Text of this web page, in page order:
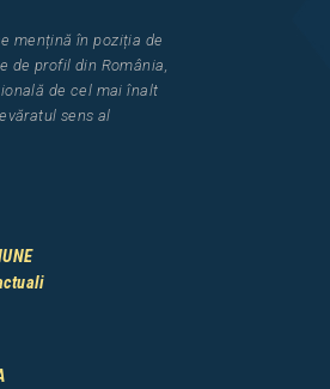
mențină în poziția de
e de profil din România
ională de cel maiînalt
ăratul sens al